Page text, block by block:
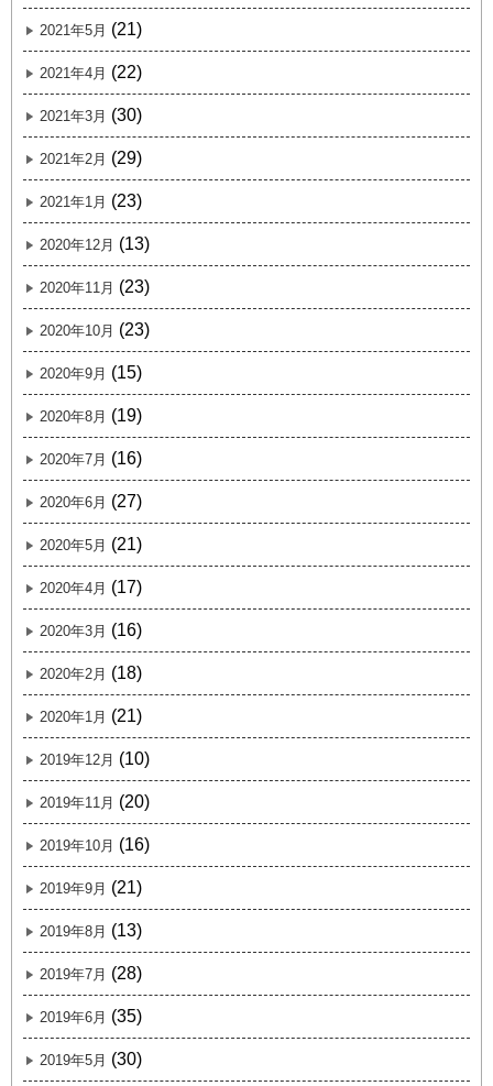
2021年5月 (21)
2021年4月 (22)
2021年3月 (30)
2021年2月 (29)
2021年1月 (23)
2020年12月 (13)
2020年11月 (23)
2020年10月 (23)
2020年9月 (15)
2020年8月 (19)
2020年7月 (16)
2020年6月 (27)
2020年5月 (21)
2020年4月 (17)
2020年3月 (16)
2020年2月 (18)
2020年1月 (21)
2019年12月 (10)
2019年11月 (20)
2019年10月 (16)
2019年9月 (21)
2019年8月 (13)
2019年7月 (28)
2019年6月 (35)
2019年5月 (30)